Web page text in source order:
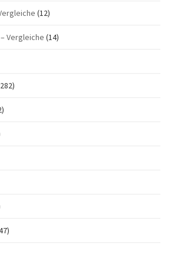
(12)
Vergleiche (14)